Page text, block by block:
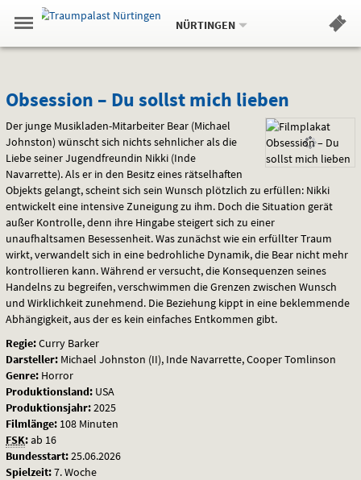
Springe
zum
,zum
.
Navigation
Gehe
zur
Standortauswahl
Standort:
NÜRTINGEN.
Hinweis
Obsession
–
Du
sollst
mich
lieben
Obsession – Du sollst mich lieben
Der junge Musikladen-Mitarbeiter Bear (Michael
Johnston) wünscht sich nichts sehnlicher als die
Liebe seiner Jugendfreundin Nikki (Inde
Navarrette). Als er in den Besitz eines rätselhaften
Objekts gelangt, scheint sich sein Wunsch plötzlich zu erfüllen: Nikki
entwickelt eine intensive Zuneigung zu ihm. Doch die Situation gerät
außer Kontrolle, denn ihre Hingabe steigert sich zu einer
unaufhaltsamen Besessenheit. Was zunächst wie ein erfüllter Traum
wirkt, verwandelt sich in eine bedrohliche Dynamik, die Bear nicht mehr
kontrollieren kann. Während er versucht, die Konsequenzen seines
Handelns zu begreifen, verschwimmen die Grenzen zwischen Wunsch
und Wirklichkeit zunehmend. Die Beziehung kippt in eine beklemmende
Abhängigkeit, aus der es kein einfaches Entkommen gibt.
Regie:Curry Barker
Darsteller: Michael Johnston (II), Inde Navarrette, Cooper Tomlinson
Genre: Horror
Produktionsland: USA
Produktionsjahr:2025
Filmlänge: 108 Minuten
FSK:ab 16
Bundesstart:25.06.2026
Spielzeit:7. Woche